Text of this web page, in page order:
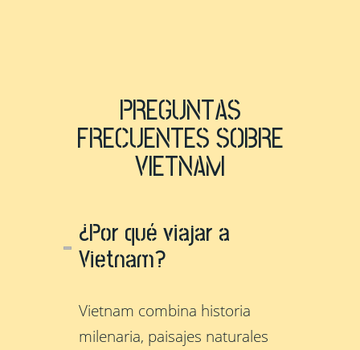
PREGUNTAS
FRECUENTES SOBRE
VIETNAM
¿Por qué viajar a
Vietnam?
Vietnam combina historia
milenaria, paisajes naturales